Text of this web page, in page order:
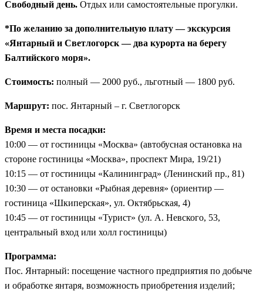
Свободный день. Отдых или самостоятельные прогулки.
*По желанию за дополнительную плату — экскурсия
«Янтарный и Светлогорск — два курорта на берегу
Балтийского моря».
Стоимость: полный — 2000 руб., льготный — 1800 руб.
Маршрут: пос. Янтарный – г. Светлогорск
Время и места посадки:
10:00 — от гостиницы «Москва» (автобусная остановка на
стороне гостиницы «Москва», проспект Мира, 19/21)
10:15 — от гостиницы «Калининград» (Ленинский пр., 81)
10:30 — от остановки «Рыбная деревня» (ориентир —
гостиница «Шкиперская», ул. Октябрьская, 4)
10:45 — от гостиницы «Турист» (ул. А. Невского, 53,
центральный вход или холл гостиницы)
Программа:
Пос. Янтарный: посещение частного предприятия по добыче
и обработке янтаря, возможность приобретения изделий;